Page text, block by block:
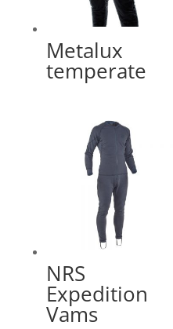
Metalux
temperate
NRS
Expedition
Vams